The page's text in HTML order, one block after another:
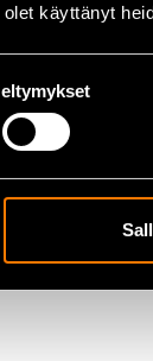
käyttänyt